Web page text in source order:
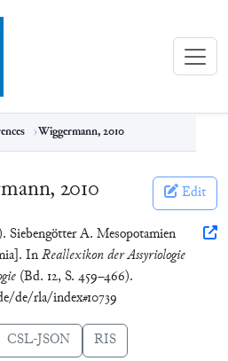
(eBL)
Wiggermann, 2010
2010 Edit
A. Mesopotamien
InReallexikon der Assyriologie
(Bd. 12, S. 459–466).
de/rla/index#10739
CSL-JSON RIS